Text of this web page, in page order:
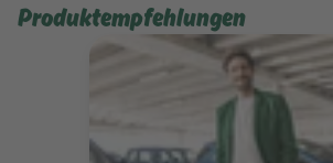
Produktempfehlungen
Mehr erfahren